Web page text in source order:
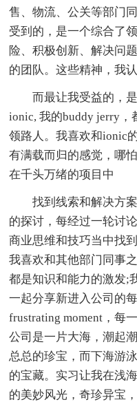
售、物流、公关等部门
受到的，是一个综合了
险、积极创新、解决问
的团队。这些精神，我
而最让我受益的，是
ionic, 我的buddy jerry
领路人。我喜欢和ionic
有满载而归的感觉，哪
在千头万绪的项目中
找到线索和解决方案;
的探讨，每经过一轮讨
商业思维和技巧当中找
我喜欢和其他部门同事
都是知识和能力的激发;
一起分享新进入公司的
frustrating moment，每
公司是一片大海，潮起
总总的珍宝，而下海游
的宝藏。实习让我在浅
的美妙风光，奇珍异宝